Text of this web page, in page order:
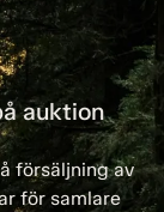
auktion
försäljning av
för samlare